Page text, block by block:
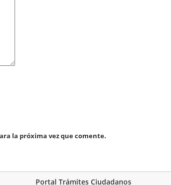
la próxima vez que comente.
Portal Trámites Ciudadanos